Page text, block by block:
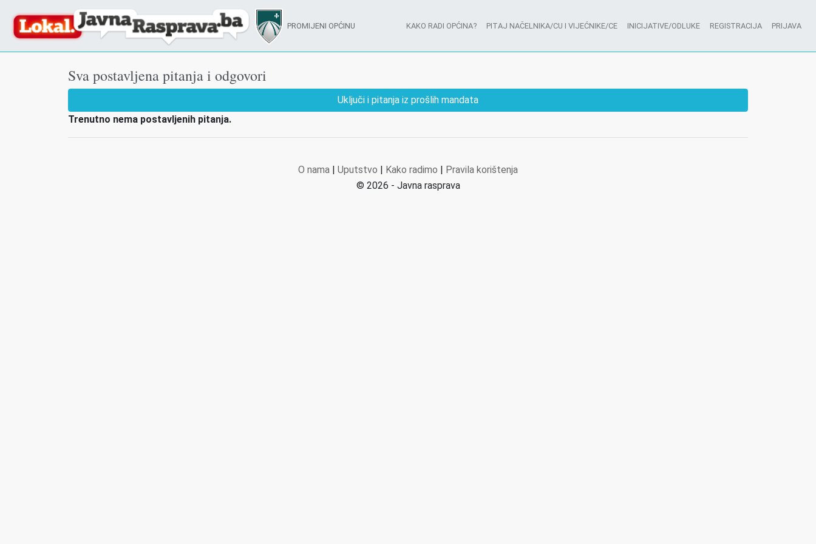
PROMIJENI OPĆINU KAKO RADI OPĆINA? PITAJ NAČELNIKA/CU I VIJEĆNIKE/CE INICIJATIVE/ODLUKE REGISTRACIJA PRIJAVA
Sva postavljena pitanja i odgovori
Uključi i pitanja iz prošlih mandata
Trenutno nema postavljenih pitanja.
O nama | Uputstvo | Kako radimo | Pravila korištenja
© 2026 - Javna rasprava